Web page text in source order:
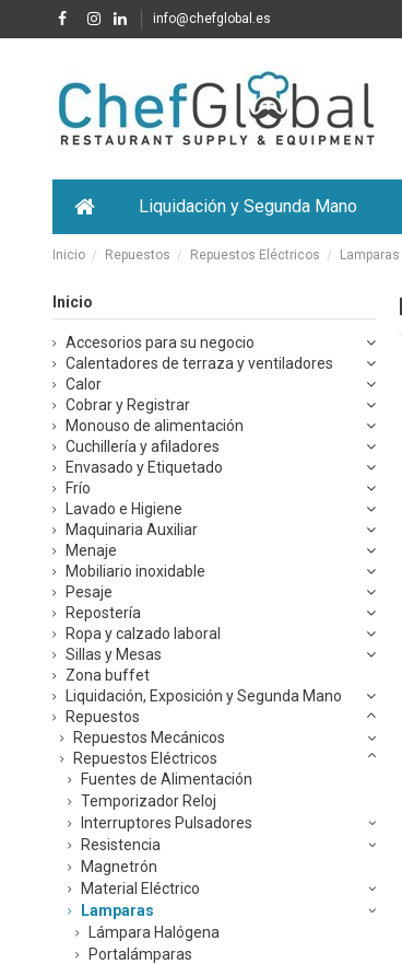
info@chefglobal.es
Liquidación y Segunda Mano
Inicio Repuestos Repuestos Eléctricos Lamparas
Inicio
Accesorios para su negocio
Calentadores de terraza y ventiladores
Calor
Cobrar y Registrar
Monouso de alimentación
Cuchillería y afiladores
Envasado y Etiquetado
Frío
Lavado e Higiene
Maquinaria Auxiliar
Menaje
Mobiliario inoxidable
Pesaje
Repostería
Ropa y calzado laboral
Sillas y Mesas
Zona buffet
Liquidación, Exposición y Segunda Mano
Repuestos
Repuestos Mecánicos
Repuestos Eléctricos
Fuentes de Alimentación
Temporizador Reloj
Interruptores Pulsadores
Resistencia
Magnetrón
Material Eléctrico
Lamparas
Lámpara Halógena
Portalámparas